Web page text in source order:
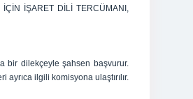
İŞARET DİLİ TERCÜMANI,
bir dilekçeyle şahsen başvurur.
ilgili komisyona ulaştırılır.